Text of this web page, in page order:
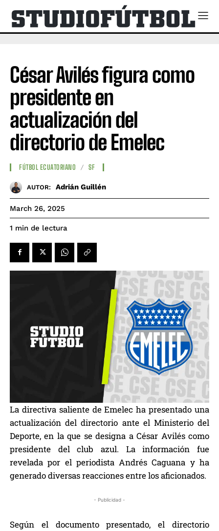
César Avilés figura como
presidente en
actualización del
directorio de Emelec
FÚTBOL ECUATORIANO SF
AUTOR: Adrián Guillén
March 26, 2025
1 min de lectura
La directiva saliente de Emelec ha presentado una
actualización del directorio ante el Ministerio del
Deporte, en la que se designa a César Avilés como
presidente del club azul. La información fue
revelada por el periodista Andrés Caguana y ha
generado diversas reacciones entre los aficionados.
- Publicidad -
Según el documento presentado, el directorio